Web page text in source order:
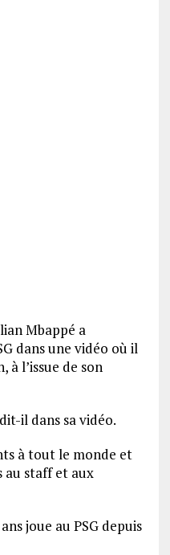
Mbappé a
dans une vidéo où il
à l’issue de son
il dans sa vidéo.
à tout le monde et
au staff et aux
joue au PSG depuis